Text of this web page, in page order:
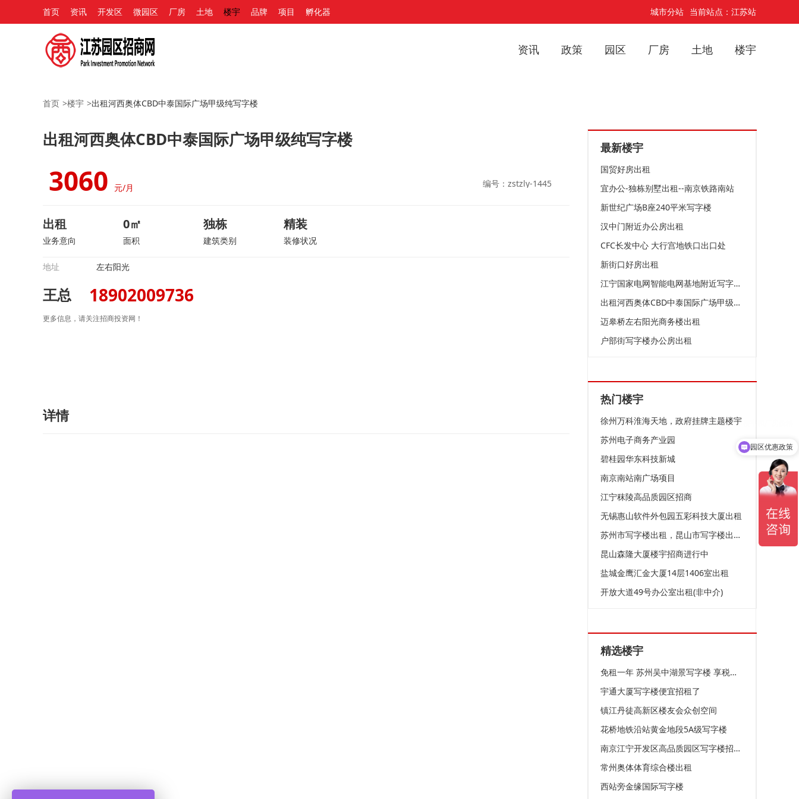
首页 资讯 开发区 微园区 厂房 土地 楼宇 品牌 项目 孵化器 城市分站 当前站点：江苏站
资讯 政策 园区 厂房 土地 楼宇
首页 >楼宇 >出租河西奥体CBD中泰国际广场甲级纯写字楼
出租河西奥体CBD中泰国际广场甲级纯写字楼
3060 元/月 编号：zstzly-1445
出租
业务意向
0㎡
面积
独栋
建筑类别
精装
装修状况
地址 左右阳光
王总 18902009736
更多信息，请关注招商投资网！
详情
最新楼宇
国贸好房出租
宜办公-独栋别墅出租--南京铁路南站
新世纪广场B座240平米写字楼
汉中门附近办公房出租
CFC长发中心 大行宫地铁口出口处
新街口好房出租
江宁国家电网智能电网基地附近写字楼出租
出租河西奥体CBD中泰国际广场甲级纯写字楼
迈皋桥左右阳光商务楼出租
户部街写字楼办公房出租
热门楼宇
徐州万科淮海天地，政府挂牌主题楼宇
苏州电子商务产业园
碧桂园华东科技新城
南京南站南广场项目
江宁秣陵高品质园区招商
无锡惠山软件外包园五彩科技大厦出租
苏州市写字楼出租，昆山市写字楼出租，精装修
昆山森隆大厦楼宇招商进行中
盐城金鹰汇金大厦14层1406室出租
开放大道49号办公室出租(非中介)
精选楼宇
免租一年 苏州吴中湖景写字楼 享税收政策
宇通大厦写字楼便宜招租了
镇江丹徒高新区楼友会众创空间
花桥地铁沿站黄金地段5A级写字楼
南京江宁开发区高品质园区写字楼招商招租可整可分
常州奥体体育综合楼出租
西站旁金缘国际写字楼
园区优惠政策